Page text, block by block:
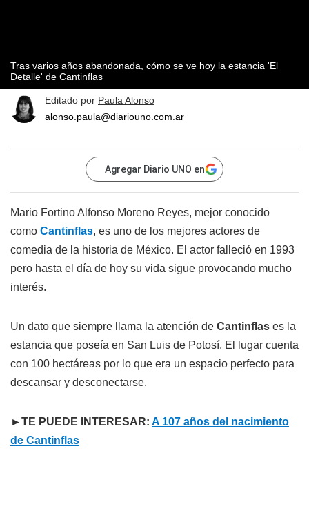
Tras varios años abandonada, cómo se ve hoy la estancia 'El
Detalle' de Cantinflas
Editado por Paula Alonso
alonso.paula@diariouno.com.ar
Agregar Diario UNO en
Mario Fortino Alfonso Moreno Reyes, mejor conocido
como Cantinflas, es uno de los mejores actores de
comedia de la historia de México. El actor falleció en 1993
pero hasta el día de hoy su vida sigue provocando mucho
interés.
Un dato que siempre llama la atención de Cantinflas es la
estancia que poseía en San Luis de Potosí. El lugar cuenta
con 100 hectáreas por lo que era un espacio perfecto para
descansar y desconectarse.
►TE PUEDE INTERESAR: A 107 años del nacimiento
de Cantinflas